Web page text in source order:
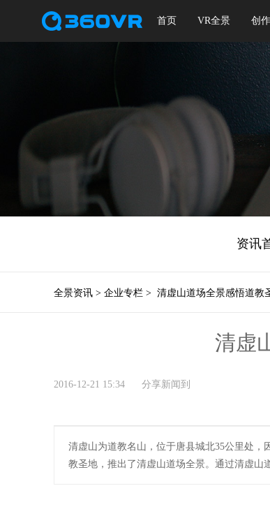
首页 VR全景 创
资讯
全景资讯 > 企业专栏 > 清虚山道场全景感悟道教
清虚
2016-12-21 15:34 分享新闻到
清虚山为道教名山，位于唐县城北35公里处，
教圣地，推出了清虚山道场全景。通过清虚山